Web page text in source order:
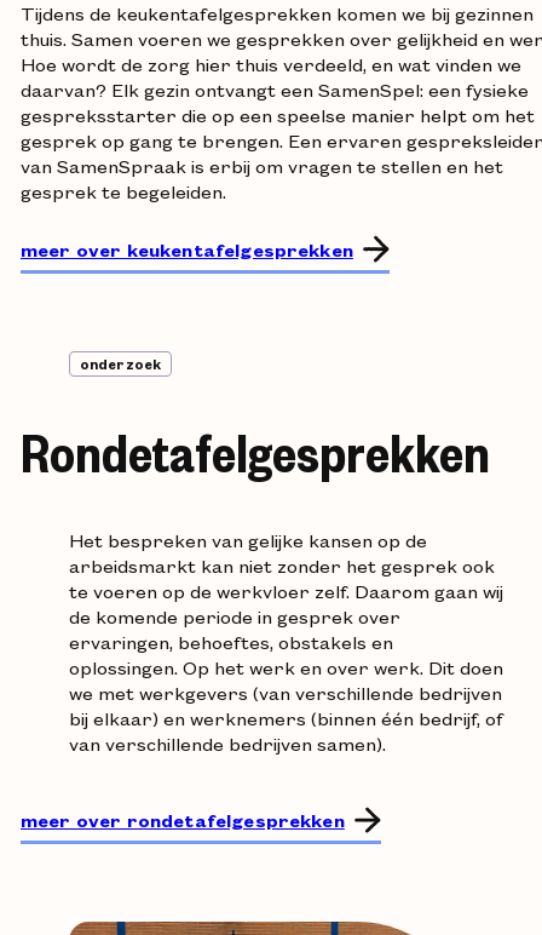
Tijdens de keukentafelgesprekken komen we bij gezinnen
thuis. Samen voeren we gesprekken over gelijkheid en
Hoe wordt de zorg hier thuis verdeeld, en wat vinden we
daarvan? Elk gezin ontvangt een SamenSpel: een fysieke
gespreksstarter die op een speelse manier helpt om het
gesprek op gang te brengen. Een ervaren
van SamenSpraak is erbij om vragen te stellen en het
gesprek te begeleiden.
meer over keukentafelgesprekken
onderzoek
Rondetafelgesprekken
Het bespreken van gelijke kansen op de
arbeidsmarkt kan niet zonder het gesprek ook
te voeren op de werkvloer zelf. Daarom gaan wij
de komende periode in gesprek over
ervaringen, behoeftes, obstakels en
oplossingen. Op het werk en over werk. Dit doen
we met werkgevers (van verschillende bedrijven
bij elkaar) en werknemers (binnen één bedrijf, of
van verschillende bedrijven samen).
meer over rondetafelgesprekken